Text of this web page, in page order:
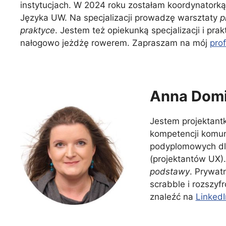
instytucjach. W 2024 roku zostałam
Języka UW. Na specjalizacji prowadzę warsztaty
praktyce. Jestem też opiekunką specjalizacji i
nałogowo jeżdżę rowerem. Zapraszam na mój
Anna
Jestem
kompetencji
podyplomowych
(projektantów
podstawy.
scrabble i
znaleźć na